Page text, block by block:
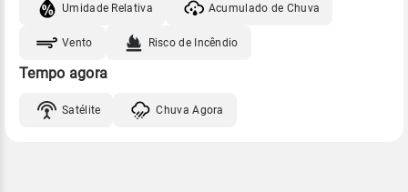
Umidade Relativa Acumulado de Chuva
Vento Risco de Incêndio
Tempo agora
Satélite Chuva Agora